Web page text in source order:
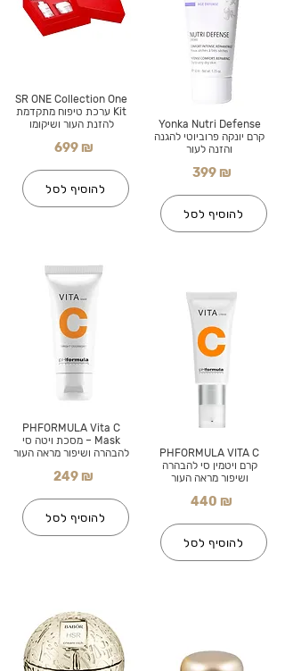
SR ONE Collection One
Kit ערכת טיפוח מתקדמת
להזנת העור ושיקומו
699 ₪
להוסיף לסל
PHFORMULA Vita C
Mask – מסכת ויטה סי
להבהרה ושיפור מראה העור
249 ₪
להוסיף לסל
Yonka Nutri Defense
קרם יונקה פרוביוטי להגנה
והזנה לעור
399 ₪
להוסיף לסל
PHFORMULA VITA C
קרם ויטמין סי להבהרה
ושיפור מראה העור
440 ₪
להוסיף לסל